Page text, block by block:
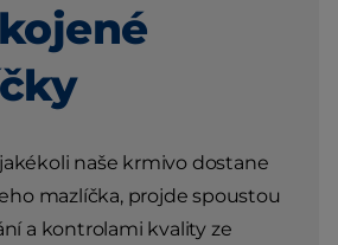
naše krmivo dostane
mazlíčka, projde spoustou
a kontrolami kvality ze